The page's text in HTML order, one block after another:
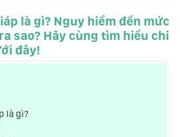
là gì? Nguy hiểm đến mức
sao? Hãy cùng tìm hiểu chi
đây!
là gì?